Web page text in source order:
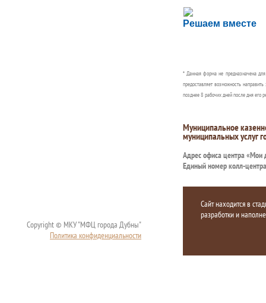
Решаем вместе
Сложности с
Сообщите об этом
* Данная форма не предназначена
предоставляет возможность
позднее 8 рабочих дней после дня его
Муниципальное
муниципальных услуг
Адрес офиса центра «Мои
Единый номер колл-
Copyright © МКУ "МФЦ города Дубны"
Политика конфиденциальности
Сайт находится в
разработки и